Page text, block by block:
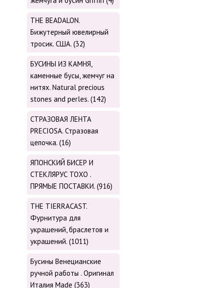
THE BEADALON.
Бижутерный ювелирный
тросик. США. (32)
БУСИНЫ ИЗ КАМНЯ,
каменные бусы, жемчуг на
нитях. Natural precious
stones and perles. (142)
СТРАЗОВАЯ ЛЕНТА
PRECIOSA. Стразовая
цепочка. (16)
ЯПОНСКИЙ БИСЕР И
СТЕКЛЯРУС TOХО .
ПРЯМЫЕ ПОСТАВКИ. (916)
THE TIERRACAST.
Фурнитура для
украшений, браслетов и
украшений. (1011)
Бусины Венецианские
ручной работы . Оригинал
Италия Made (363)